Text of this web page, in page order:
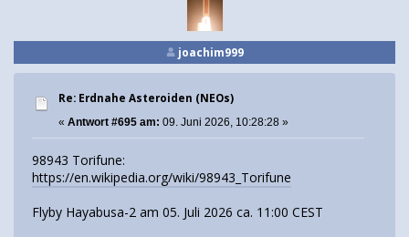
joachim999
Re: Erdnahe Asteroiden (NEOs)
« Antwort #695 am: 09. Juni 2026, 10:28:28 »
98943 Torifune:
https://en.wikipedia.org/wiki/98943_Torifune
Flyby Hayabusa-2 am 05. Juli 2026 ca. 11:00 CEST